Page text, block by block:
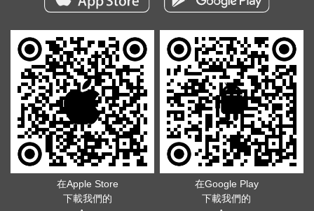
在Apple Store
下載我們的
在Google Play
下載我們的